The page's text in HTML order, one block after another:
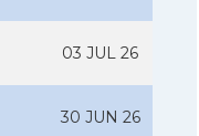
03 JUL 26
30 JUN 26